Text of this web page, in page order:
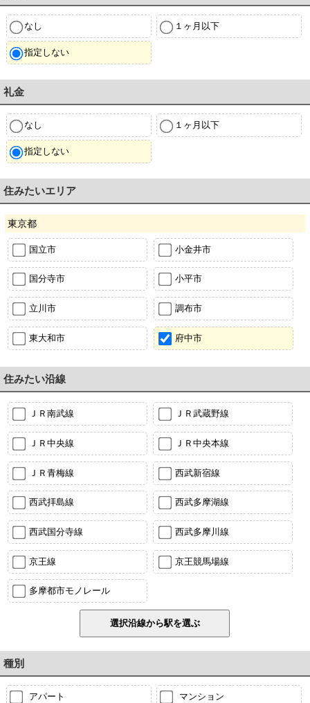
なし １ヶ月以下
指定しない
礼金
なし １ヶ月以下
指定しない
住みたいエリア
東京都
国立市 小金井市
国分寺市 小平市
立川市 調布市
東大和市 府中市
住みたい沿線
ＪＲ南武線 ＪＲ武蔵野線
ＪＲ中央線 ＪＲ中央本線
ＪＲ青梅線 西武新宿線
西武拝島線 西武多摩湖線
西武国分寺線 西武多摩川線
京王線 京王競馬場線
多摩都市モノレール
種別
アパート マンション